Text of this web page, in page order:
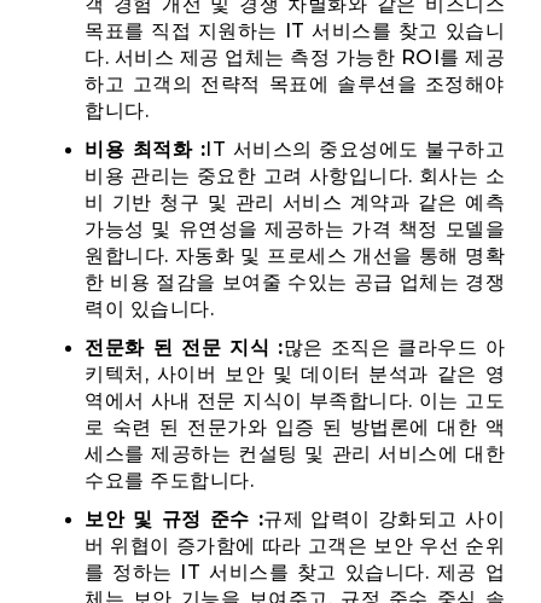
목표를 직접 지원하는 IT 서비스를 찾고 있습니
다. 서비스 제공 업체는 측정 가능한 ROI를 제공
하고 고객의 전략적 목표에 솔루션을 조정해야
합니다.
비용 최적화 :IT 서비스의 중요성에도 불구하고
비용 관리는 중요한 고려 사항입니다. 회사는 소
비 기반 청구 및 관리 서비스 계약과 같은 예측
가능성 및 유연성을 제공하는 가격 책정 모델을
원합니다. 자동화 및 프로세스 개선을 통해 명확
한 비용 절감을 보여줄 수있는 공급 업체는 경쟁
력이 있습니다.
전문화 된 전문 지식 :많은 조직은 클라우드 아
키텍처, 사이버 보안 및 데이터 분석과 같은 영
역에서 사내 전문 지식이 부족합니다. 이는 고도
로 숙련 된 전문가와 입증 된 방법론에 대한 액
세스를 제공하는 컨설팅 및 관리 서비스에 대한
수요를 주도합니다.
보안 및 규정 준수 :규제 압력이 강화되고 사이
버 위협이 증가함에 따라 고객은 보안 우선 순위
를 정하는 IT 서비스를 찾고 있습니다. 제공 업